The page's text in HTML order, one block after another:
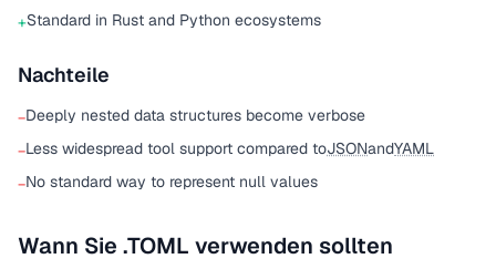
+Standard in Rust and Python ecosystems
Nachteile
−Deeply nested data structures become verbose
−Less widespread tool support compared toJSONandYAML
−No standard way to represent null values
Wann Sie .TOML verwenden sollten